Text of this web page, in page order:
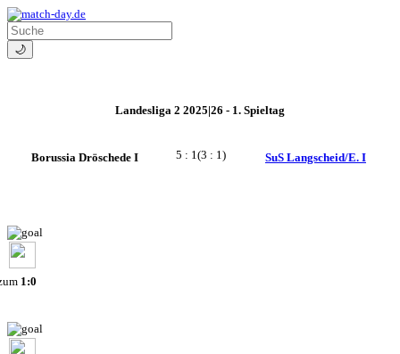
🌙
Landesliga 2 2025|26 - 1. Spieltag
Borussia Dröschede I 5 : 1(3 : 1) SuS Langscheid/E. I
1:0